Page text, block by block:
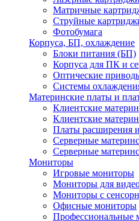
Матричные
Струйные
Фотобумага
Корпуса, БП, охлаждение
Блоки питания (БП)
Корпуса для ПК и
Оптические
Системы
Материнские платы и
Клиентские
Клиентские
Платы расширения
Серверные
Серверные
Мониторы
Игровые мониторы
Мониторы для
Мониторы с
Офисные мониторы
Профессиональные